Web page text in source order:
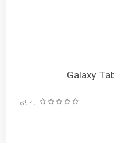
Galaxy
از 0 رای